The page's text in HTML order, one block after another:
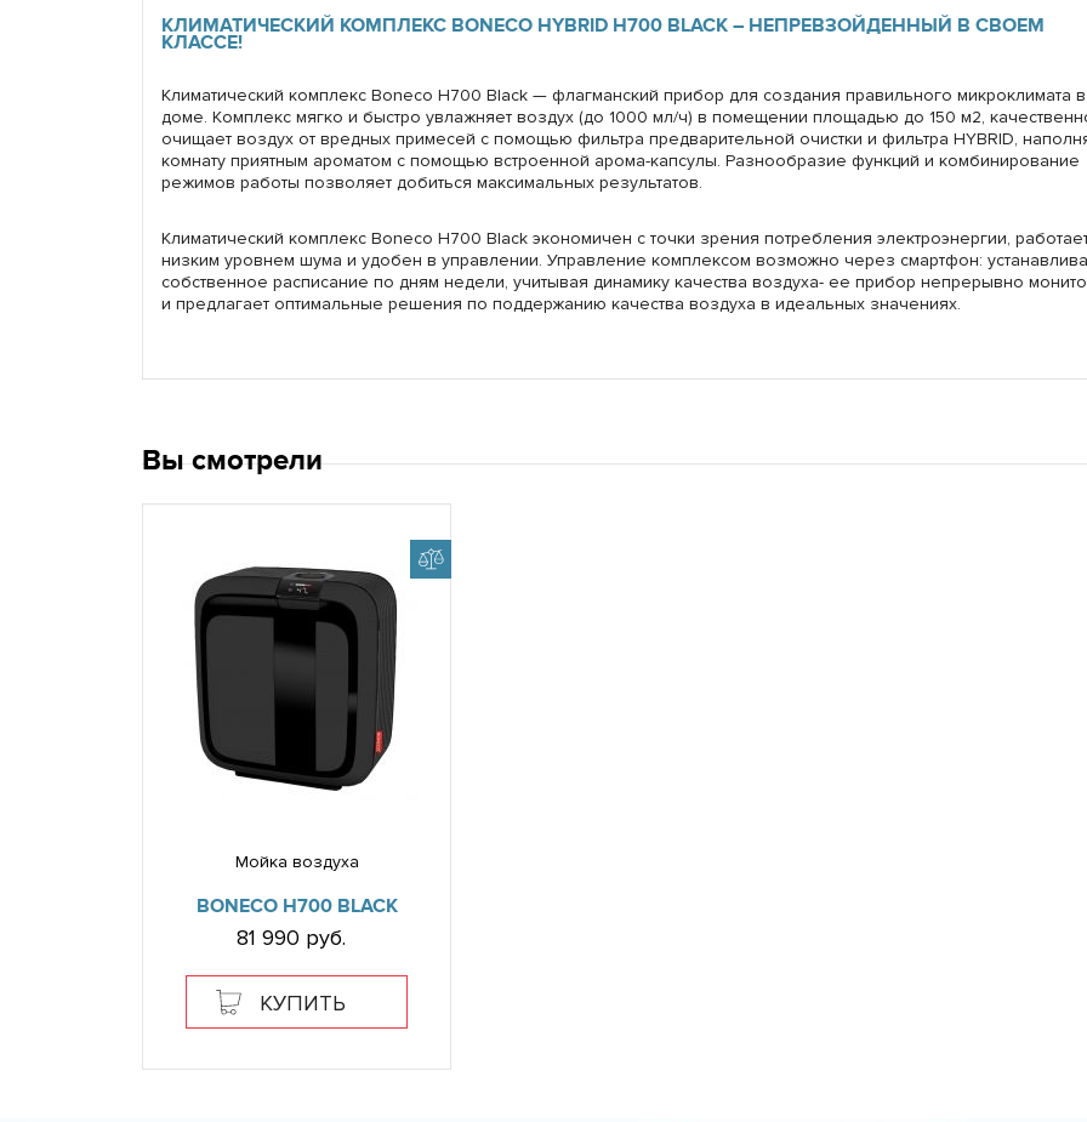
КЛИМАТИЧЕСКИЙ КОМПЛЕКС BONECO HYBRID H700 BLACK – НЕПРЕВЗОЙДЕННЫЙ В СВОЕМ
КЛАССЕ!
Климатический комплекс Boneco H700 Black — флагманский прибор для создания правильного микроклимата в
доме. Комплекс мягко и быстро увлажняет воздух (до 1000 мл/ч) в помещении площадью до 150 м2,
очищает воздух от вредных примесей с помощью фильтра предварительной очистки и фильтра HYBRID,
комнату приятным ароматом с помощью встроенной арома-капсулы. Разнообразие функций и комбинирование
режимов работы позволяет добиться максимальных результатов.
Климатический комплекс Boneco H700 Black экономичен с точки зрения потребления электроэнергии,
низким уровнем шума и удобен в управлении. Управление комплексом возможно через смартфон:
собственное расписание по дням недели, учитывая динамику качества воздуха- ее прибор непрерывно
и предлагает оптимальные решения по поддержанию качества воздуха в идеальных значениях.
Вы смотрели
Мойка воздуха
BONECO H700 BLACK
81 990 руб.
КУПИТЬ